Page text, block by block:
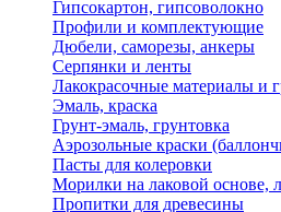
Гипсокартон, гипсоволокно
Профили и комплектующие
Дюбели, саморезы, анкеры
Серпянки и ленты
Лакокрасочные материалы и
Эмаль, краска
Грунт-эмаль, грунтовка
Аэрозольные краски
Пасты для колеровки
Морилки на лаковой основе,
Пропитки для древесины